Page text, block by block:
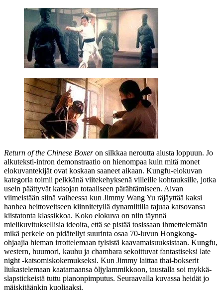
Return of the Chinese Boxeron silkkaa neroutta alusta loppuun. Jo
alkuteksti-intron demonstraatio on hienompaa kuin mitä monet
elokuvantekijät ovat koskaan saaneet aikaan. Kungfu-elokuvan
kategoria toimii pelkkänä viitekehyksenä villeille kohtauksille, jotka
usein päättyvät katsojan totaaliseen pärähtämiseen. Aivan
viimeistään siinä vaiheessa kun Jimmy Wang Yu räjäyttää kaksi
hanhea heittoveitseen kiinnitetyllä dynamiitilla tajuaa katsovansa
kiistatonta klassikkoa. Koko elokuva on niin täynnä
mielikuvituksellisia ideoita, että se pistää tosissaan ihmettelemään
mikä perkele on pidätellyt suurinta osaa 70‑luvun Hongkong-
ohjaajia hieman irrottelemaan tylsistä kaavamaisuuksistaan. Kungfu,
western, huumori, kauhu ja chambara sekoittuvat fantastiseksi late
night ‑katsomiskokemukseksi. Kun Jimmy laittaa thai-bokserit
liukastelemaan kaatamaansa öljylammikkoon, taustalla soi mykkä-
slapstickeistä tuttu pianonpimputus. Seuraavalla kuvassa heidät jo
mäiskitäänkin kuoliaaksi.